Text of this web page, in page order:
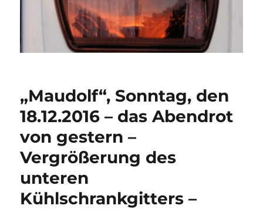
„Maudolf“, Sonntag, den
18.12.2016 – das Abendrot
von gestern –
Vergrößerung des
unteren
Kühlschrankgitters –